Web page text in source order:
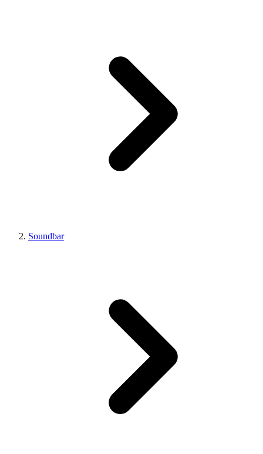
Soundbar